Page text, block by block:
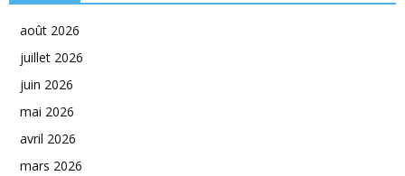
août 2026
juillet 2026
juin 2026
mai 2026
avril 2026
mars 2026